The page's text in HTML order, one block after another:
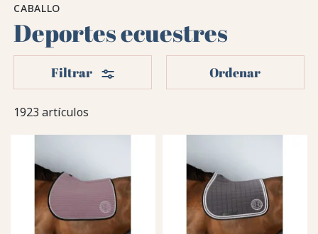
CABALLO
Deportes ecuestres
1923 artículos
Filtrar Filtros Ordenar